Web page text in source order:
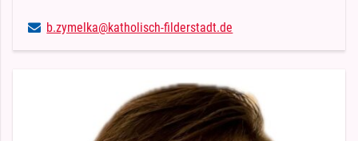
b.​zymelka@​katholisch-filderstadt.​de